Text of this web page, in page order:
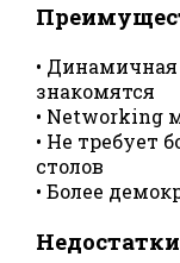
•
знакомятся
• Networking
• Не требует
столов
• Более
Недостатки